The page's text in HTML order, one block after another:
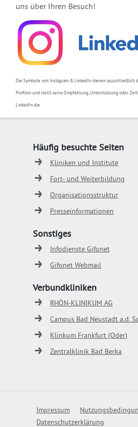
uns über Ihren Besuch!
Die Symbole von Instagram & LinkedIn dienen
Profilen und stelltkeine Empfehlung, Unterstützung oder
LinkedIn dar.
Häufig besuchte Seiten
Kliniken und Institute
Fort- und Weiterbildung
Organisationsstruktur
Presseinformationen
Sonstiges
Infodienste Gifonet
Gifonet Webmail
Verbundkliniken
RHÖN-KLINIKUM AG
Campus Bad Neustadt a.d.
Klinkum Frankfurt (Oder)
Zentralklinik Bad Berka
Impressum
Datenschutzerklärung